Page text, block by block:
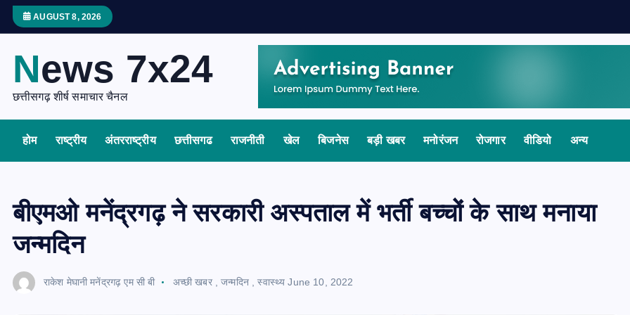
c
n
AUGUST 8, 2026
News 7x24
छत्तीसगढ़ शीर्ष समाचार चैनल
होम राष्ट्रीय अंतरराष्ट्रीय छत्तीसगढ राजनीती खेल बिजनेस बड़ी खबर मनोरंजन रोजगार वीडियो अन्य
बीएमओ मनेंद्रगढ़ ने सरकारी अस्पताल में भर्ती बच्चों के साथ मनाया
जन्मदिन
राकेश मेघानी मनेंद्रगढ़ एम सी बी अच्छी खबर,जन्मदिन,स्वास्थ्य June 10, 2022